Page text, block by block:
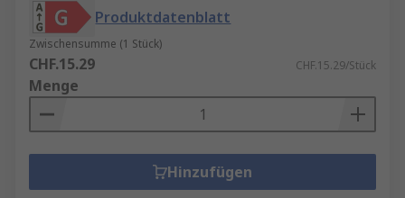
Produktdatenblatt
Zwischensumme (1 Stück)
CHF.15.29 CHF.15.29/Stück
Menge
Hinzufügen